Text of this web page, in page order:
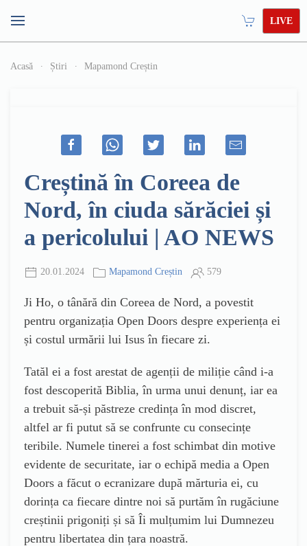
LIVE
Acasă Știri Mapamond Creștin
Creștină în Coreea de
Nord, în ciuda sărăciei și
a pericolului | AO NEWS
20.01.2024 Mapamond Creștin 579
Ji Ho, o tânără din Coreea de Nord, a povestit
pentru organizația Open Doors despre experiența ei
și costul urmării lui Isus în fiecare zi.
Tatăl ei a fost arestat de agenții de miliție când i-a
fost descoperită Biblia, în urma unui denunț, iar ea
a trebuit să-și păstreze credința în mod discret,
altfel ar fi putut să se confrunte cu consecințe
teribile. Numele tinerei a fost schimbat din motive
evidente de securitate, iar o echipă media a Open
Doors a făcut o ecranizare după mărturia ei, cu
dorința ca fiecare dintre noi să purtăm în rugăciune
creștinii prigoniți și să Îi mulțumim lui Dumnezeu
pentru libertatea din țara noastră.